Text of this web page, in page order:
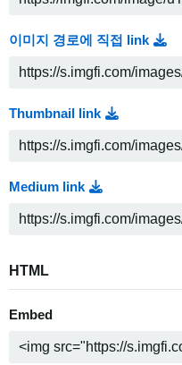
이미지 경로에 직접 link
Thumbnail link
Medium link
HTML
Embed